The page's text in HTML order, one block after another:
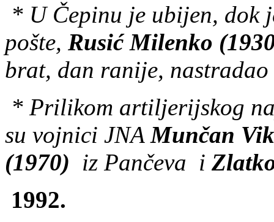
* U Čepinu je ubijen, dok
pošte, Rusić Milenko
brat, dan ranije,
* Prilikom artiljerijskog
su vojnici JNAMunčan
(1970) iz Pančeva i
1992.